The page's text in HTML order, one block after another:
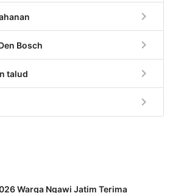
chevron_right
Bosch chevron_right
talud chevron_right
chevron_right
Warga Ngawi Jatim Terima